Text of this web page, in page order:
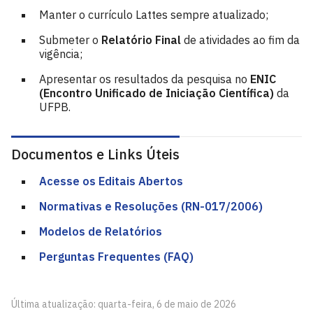
Manter o currículo Lattes sempre atualizado;
Submeter o Relatório Final de atividades ao fim da
vigência;
Apresentar os resultados da pesquisa no ENIC
(Encontro Unificado de Iniciação Científica) da
UFPB.
Documentos e Links Úteis
Acesse os Editais Abertos
Normativas e Resoluções (RN-017/2006)
Modelos de Relatórios
Perguntas Frequentes (FAQ)
Última atualização: quarta-feira, 6 de maio de 2026